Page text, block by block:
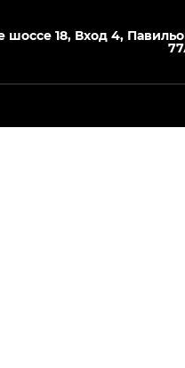
шоссе 18, Вход 4,